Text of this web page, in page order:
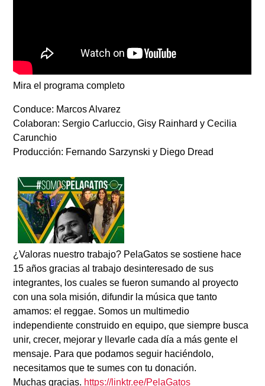
Mira el programa completo
Conduce: Marcos Alvarez
Colaboran: Sergio Carluccio, Gisy Rainhard y Cecilia
Carunchio
Producción: Fernando Sarzynski y Diego Dread
¿Valoras nuestro trabajo? PelaGatos se sostiene hace
15 años gracias al trabajo desinteresado de sus
integrantes, los cuales se fueron sumando al proyecto
con una sola misión, difundir la música que tanto
amamos: el reggae. Somos un multimedio
independiente construido en equipo, que siempre busca
unir, crecer, mejorar y llevarle cada día a más gente el
mensaje. Para que podamos seguir haciéndolo,
necesitamos que te sumes con tu donación.
Muchas gracias. https://linktr.ee/PelaGatos